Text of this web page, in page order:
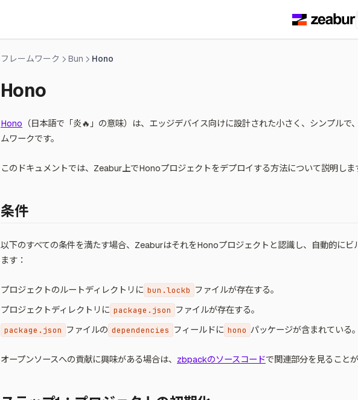
フレームワーク Bun Hono
Hono
Hono （日本語で「炎🔥」の意味）は、エッジデバイス向けに設計された小さく、シンプルで
ムワークです。
このドキュメントでは、Zeabur上でHonoプロジェクトをデプロイする方法について説明しま
条件
以下のすべての条件を満たす場合、ZeaburはそれをHonoプロジェクトと認識し、自動的にビ
ます：
プロジェクトのルートディレクトリに bun.lockb ファイルが存在する。
プロジェクトディレクトリに package.json ファイルが存在する。
package.json ファイルの dependencies フィールドに hono パッケージが含まれている
オープンソースへの貢献に興味がある場合は、 zbpackのソースコードで関連部分を見ること